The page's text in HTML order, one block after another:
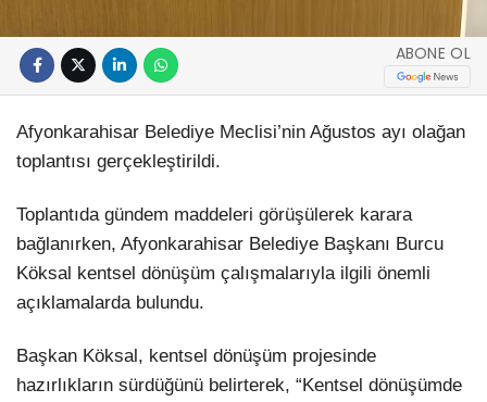
ABONE OL
Afyonkarahisar Belediye Meclisi’nin Ağustos ayı olağan
toplantısı gerçekleştirildi.
Toplantıda gündem maddeleri görüşülerek karara
bağlanırken, Afyonkarahisar Belediye Başkanı Burcu
Köksal kentsel dönüşüm çalışmalarıyla ilgili önemli
açıklamalarda bulundu.
Başkan Köksal, kentsel dönüşüm projesinde
hazırlıkların sürdüğünü belirterek, “Kentsel dönüşümde